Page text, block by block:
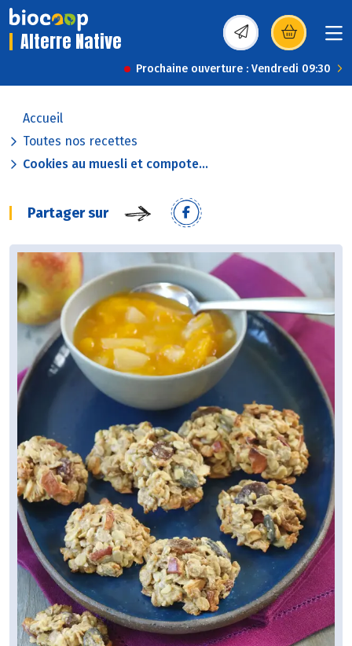
Alterre Native (s’ouvre dans une
Prochaine ouverture : Vendredi 09:30
Accueil
Toutes nos recettes
Cookies au muesli et compote...
Partager sur